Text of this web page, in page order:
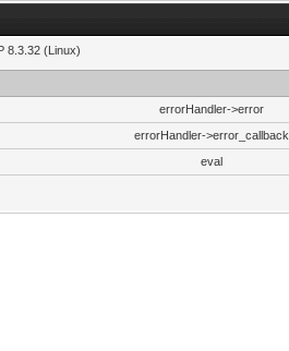
8.3.32 (Linux)
errorHandler->error
errorHandler->error_callback
eval